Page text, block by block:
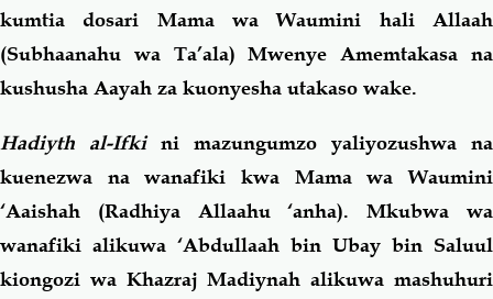
kumtia dosari Mama wa Waumini hali Allaah
(Subhaanahu wa Ta’ala) Mwenye Amemtakasa na
kushusha Aayah za kuonyesha utakaso wake.
Hadiyth al-Ifkini mazungumzo yaliyozushwa na
kuenezwa na wanafiki kwa Mama wa Waumini
‘Aaishah (Radhiya Allaahu ‘anha). Mkubwa wa
wanafiki alikuwa ‘Abdullaah bin Ubay bin Saluul
kiongozi wa Khazraj Madiynah alikuwa mashuhuri